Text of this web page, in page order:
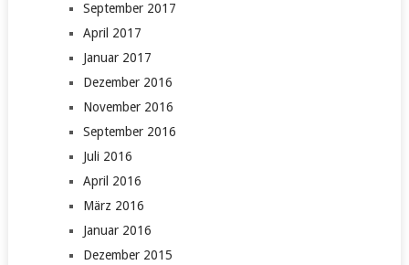
September 2017
April 2017
Januar 2017
Dezember 2016
November 2016
September 2016
Juli 2016
April 2016
März 2016
Januar 2016
Dezember 2015